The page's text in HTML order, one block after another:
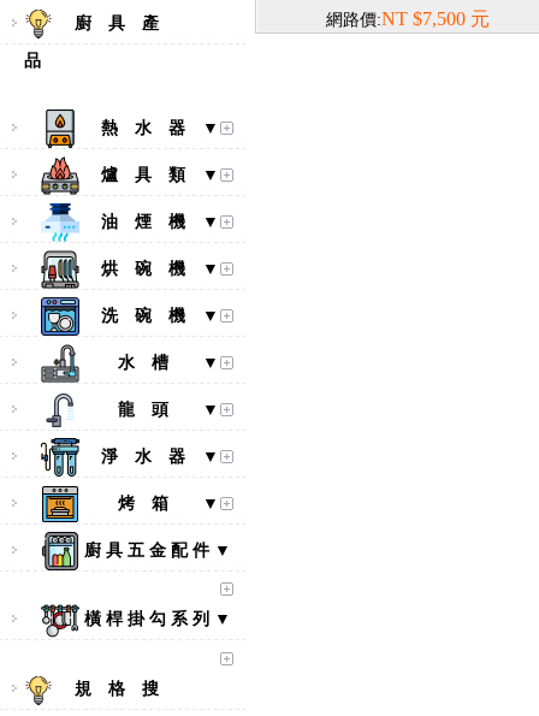
廚 具 產
品
熱 水 器 ▼
爐 具 類 ▼
油 煙 機 ▼
烘 碗 機 ▼
洗 碗 機 ▼
水 槽 ▼
龍 頭 ▼
淨 水 器 ▼
烤 箱 ▼
廚 具 五 金 配 件 ▼
橫 桿 掛 勾 系 列 ▼
規 格 搜
網路價:NT $7,500 元